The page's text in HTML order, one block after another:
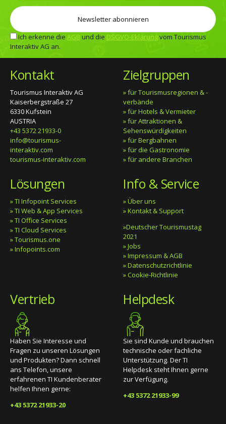
Ich erkenne die AGB und die DSGVO-Eklärungvom Tourismus
Interaktiv AG an.
Kontakt
Tourismus Interaktiv AG
Kaiserbergstraße 27
6330 Kufstein
AUSTRIA
+43 5372 21933-0
info@tourismus-
interaktiv.com
tourismus-interaktiv.com
Zielgruppen
» für Tourismusregionen & -
verbände
» für Hotels & Vermieter
» für Attraktionen &
Sehenswürdigkeiten
» für Bergbahnen
» für die Gastronomie
» für andere Branchen
Lösungen
» TI Infopoint Services
» TI Web & App Services
» TI Office Services
» TI Cloud Services
» Tourismus.one
» Infopoints.com
Info & Service
» Über uns
» Kontakt & Support
»Deutscher Tourismustag
2021
» Jobs
» Impressum & AGB
» Datenschutzrichtlinie
» Cookie-Richtlinie
Vertrieb
Haben Sie Interesse und
Fragen zu unseren Lösungen
und Produkten? Dann schnell
ans Telefon, unsere
erfahrenen TI Kundenberater
helfen Ihnen gerne:
+43 5372 21933-20
Helpdesk
Sie sind Kunde und brauchen
technische oder fachliche
Unterstützung. Der TI
Helpdesk steht Ihnen gerne
zur Verfügung.
+43 5372 21933-99